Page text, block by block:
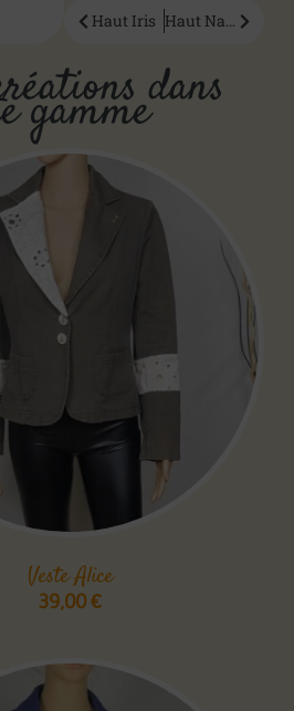
Haut Iris Haut Nano
dans
gamme
Veste Alice
39,00€